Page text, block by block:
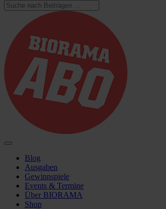
Blog
Ausgaben
Gewinnspiele
Events & Termine
Über BIORAMA
Shop